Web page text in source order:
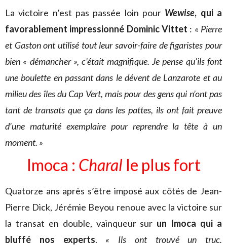
La victoire n’est pas passée loin pour Wewise, qui a
favorablement impressionné Dominic Vittet : « Pierre
et Gaston ont utilisé tout leur savoir-faire de figaristes pour
bien « démancher », c’était magnifique. Je pense qu’ils font
une boulette en passant dans le dévent de Lanzarote et au
milieu des îles du Cap Vert, mais pour des gens qui n’ont pas
tant de transats que ça dans les pattes, ils ont fait preuve
d’une maturité exemplaire pour reprendre la tête à un
moment. »
Imoca : Charal le plus fort
Quatorze ans après s’être imposé aux côtés de Jean-
Pierre Dick, Jérémie Beyou renoue avec la victoire sur
la transat en double, vainqueur sur un Imoca qui a
bluffé nos experts. « Ils ont trouvé un truc.